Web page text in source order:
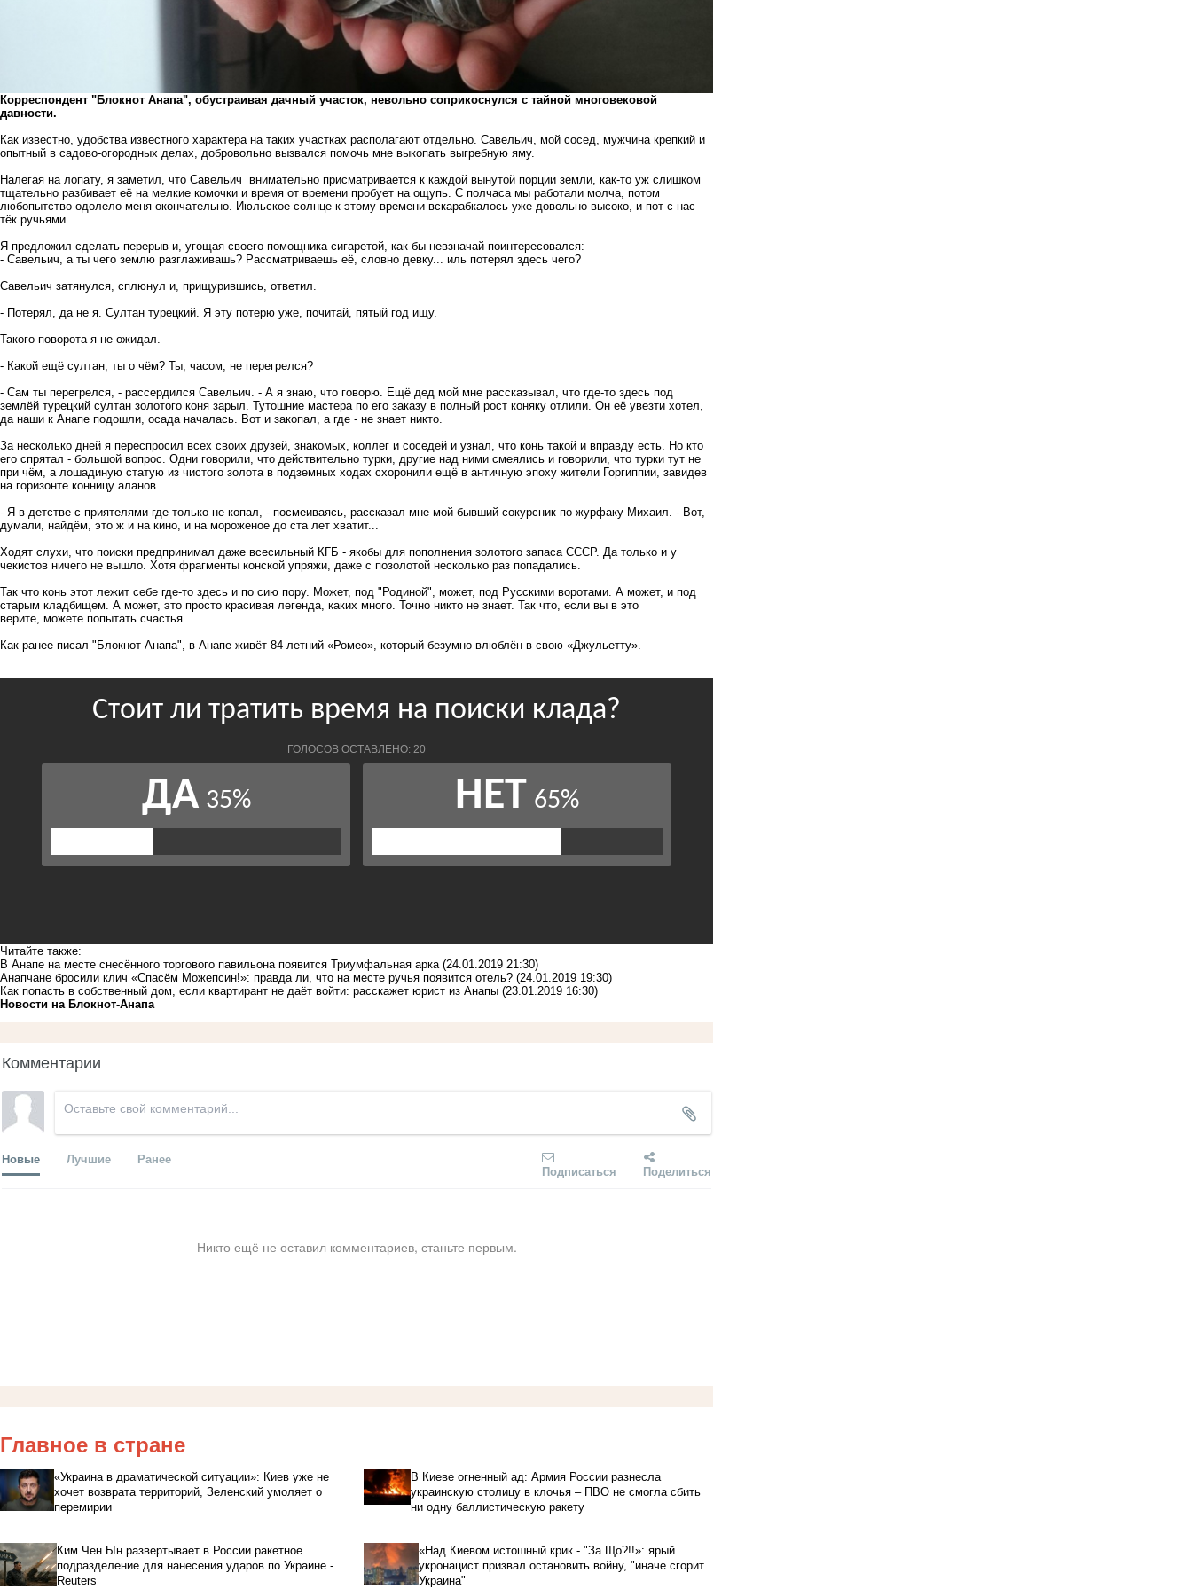
Корреспондент "Блокнот Анапа", обустраивая дачный участок, невольно соприкоснулся с тайной многовековой
давности.
Как известно, удобства известного характера на таких участках располагают отдельно. Савельич, мой сосед, мужчина крепкий и
опытный в садово-огородных делах, добровольно вызвался помочь мне выкопать выгребную яму.
Налегая на лопату, я заметил, что Савельич внимательно присматривается к каждой вынутой порции земли, как-то уж слишком
тщательно разбивает её на мелкие комочки и время от времени пробует на ощупь. С полчаса мы работали молча, потом
любопытство одолело меня окончательно. Июльское солнце к этому времени вскарабкалось уже довольно высоко, и пот с нас
тёк ручьями.
Я предложил сделать перерыв и, угощая своего помощника сигаретой, как бы невзначай поинтересовался:
- Савельич, а ты чего землю разглаживашь? Рассматриваешь её, словно девку... иль потерял здесь чего?
Савельич затянулся, сплюнул и, прищурившись, ответил.
- Потерял, да не я. Султан турецкий. Я эту потерю уже, почитай, пятый год ищу.
Такого поворота я не ожидал.
- Какой ещё султан, ты о чём? Ты, часом, не перегрелся?
- Сам ты перегрелся, - рассердился Савельич. - А я знаю, что говорю. Ещё дед мой мне рассказывал, что где-то здесь под
землёй турецкий султан золотого коня зарыл. Тутошние мастера по его заказу в полный рост коняку отлили. Он её увезти хотел,
да наши к Анапе подошли, осада началась. Вот и закопал, а где - не знает никто.
За несколько дней я переспросил всех своих друзей, знакомых, коллег и соседей и узнал, что конь такой и вправду есть. Но кто
его спрятал - большой вопрос. Одни говорили, что действительно турки, другие над ними смеялись и говорили, что турки тут не
при чём, а лошадиную статую из чистого золота в подземных ходах схоронили ещё в античную эпоху жители Горгиппии, завидев
на горизонте конницу аланов.
- Я в детстве с приятелями где только не копал, - посмеиваясь, рассказал мне мой бывший сокурсник по журфаку Михаил. - Вот,
думали, найдём, это ж и на кино, и на мороженое до ста лет хватит...
Ходят слухи, что поиски предпринимал даже всесильный КГБ - якобы для пополнения золотого запаса СССР. Да только и у
чекистов ничего не вышло. Хотя фрагменты конской упряжи, даже с позолотой несколько раз попадались.
Так что конь этот лежит себе где-то здесь и по сию пору. Может, под "Родиной", может, под Русскими воротами. А может, и под
старым кладбищем. А может, это просто красивая легенда, каких много. Точно никто не знает. Так что, если вы в это
верите, можете попытать счастья...
Как ранее писал "Блокнот Анапа", в Анапе живёт 84-летний «Ромео», который безумно влюблён в свою «Джульетту».
Читайте также:
В Анапе на месте снесённого торгового павильона появится Триумфальная арка (24.01.2019 21:30)
Анапчане бросили клич «Спасём Можепсин!»: правда ли, что на месте ручья появится отель? (24.01.2019 19:30)
Как попасть в собственный дом, если квартирант не даёт войти: расскажет юрист из Анапы (23.01.2019 16:30)
Новости на Блoкнoт-Анапа
Комментарии
Новые Лучшие Ранее
Подписаться Поделиться
Никто ещё не оставил комментариев, станьте первым.
Главное в стране
«Украина в драматической ситуации»: Киев уже не
хочет возврата территорий, Зеленский умоляет о
перемирии
В Киеве огненный ад: Армия России разнесла
украинскую столицу в клочья – ПВО не смогла сбить
ни одну баллистическую ракету
Ким Чен Ын развертывает в России ракетное
подразделение для нанесения ударов по Украине -
Reuters
«Над Киевом истошный крик - "За Що?!!»: ярый
укронацист призвал остановить войну, "иначе сгорит
Украина"